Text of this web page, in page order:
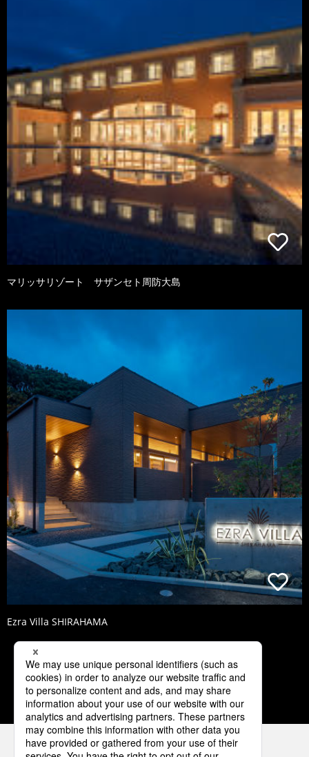
マリッサリゾート サザンセト周防大島
Ezra Villa SHIRAHAMA
1 2 3 4 5
パナソニックの電気設備 SNSアカウント